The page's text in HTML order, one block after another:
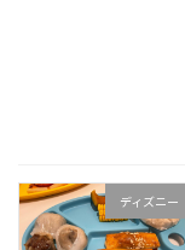
ディズニー